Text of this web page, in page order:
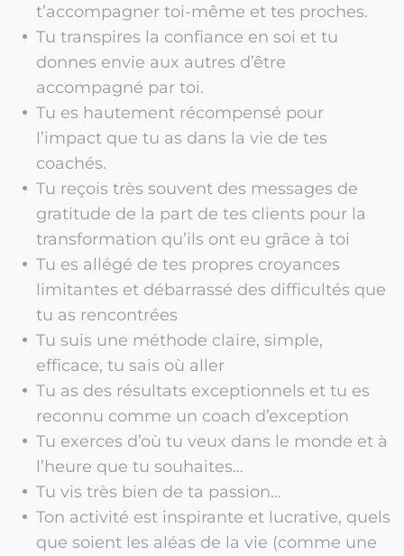
t’accompagner toi-même et tes proches.
Tu transpires la confiance en soi et tu
donnes envie aux autres d’être
accompagné par toi.
Tu es hautement récompensé pour
l’impact que tu as dans la vie de tes
coachés.
Tu reçois très souvent des messages de
gratitude de la part de tes clients pour la
transformation qu’ils ont eu grâce à toi
Tu es allégé de tes propres croyances
limitantes et débarrassé des difficultés que
tu as rencontrées
Tu suis une méthode claire, simple,
efficace, tu sais où aller
Tu as des résultats exceptionnels et tu es
reconnu comme un coach d’exception
Tu exerces d’où tu veux dans le monde et à
l’heure que tu souhaites…
Tu vis très bien de ta passion…
Ton activité est inspirante et lucrative, quels
que soient les aléas de la vie (comme une